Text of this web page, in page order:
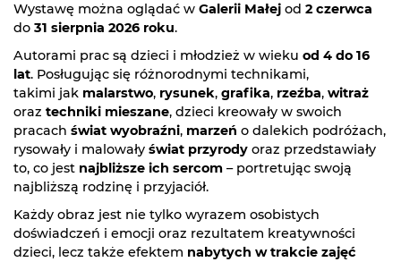
Wystawę można oglądać w Galerii Małej od 2 czerwca
do 31 sierpnia 2026 roku.
Autorami prac są dzieci i młodzież w wieku od 4 do 16
lat. Posługując się różnorodnymi technikami,
takimi jak malarstwo, rysunek, grafika, rzeźba, witraż
oraz techniki mieszane, dzieci kreowały w swoich
pracach świat wyobraźni, marzeń o dalekich podróżach,
rysowały i malowały świat przyrody oraz przedstawiały
to, co jest najbliższe ich sercom – portretując swoją
najbliższą rodzinę i przyjaciół.
Każdy obraz jest nie tylko wyrazem osobistych
doświadczeń i emocji oraz rezultatem kreatywności
dzieci, lecz także efektem nabytych w trakcie zajęć